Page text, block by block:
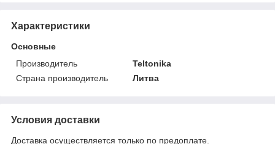
Характеристики
Основные
Производитель
Teltonika
Страна производитель
Литва
Условия доставки
Доставка осуществляется только по предоплате.